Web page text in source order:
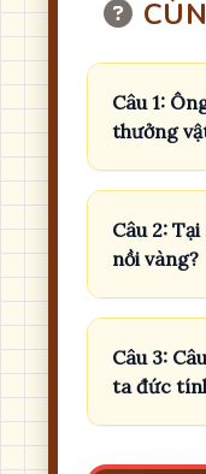
Câu 1:
thưởng
Câu 2:
nồi vàng?
Câu 3:
ta đức